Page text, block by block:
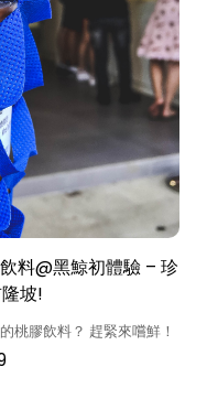
料@黑鯨初體驗 – 珍
坡!
桃膠飲料？ 趕緊來嚐鮮！